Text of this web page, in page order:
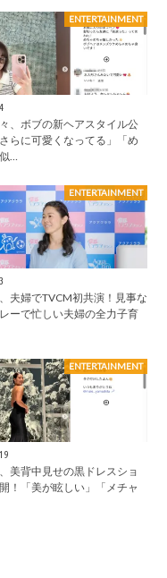
ENTERTAINMENT
、ボブの新ヘアスタイル公
らに可愛くなってる」「め
…
ENTERTAINMENT
夫婦でTVCM初共演！見事な
ーで忙しい夫婦の全力子育
ENTERTAINMENT
美背中見せの黒ドレスショ
！「美が眩しい」「メチャ